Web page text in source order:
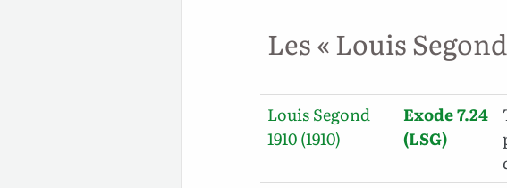
Les « Louis
Louis Segond
1910 (1910)
Exode 7.24
(LSG)